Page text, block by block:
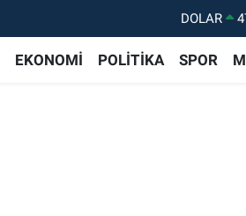
DOLAR
EURO
EKONOMİ POLİTİKA SPOR